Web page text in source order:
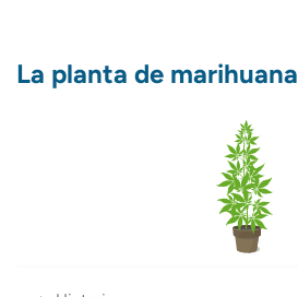
La planta de marihuana